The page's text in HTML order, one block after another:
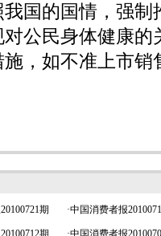
国的国情，强制
公民身体健康的
，如不准上市销
期 ·中国消费者报
期 ·中国消费者报